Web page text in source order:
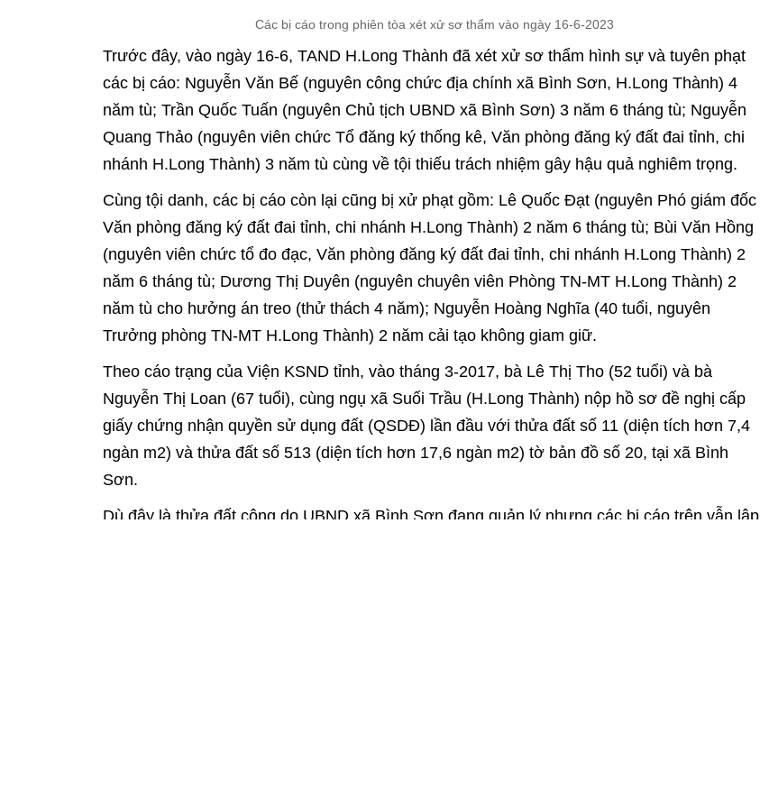
Các bị cáo trong phiên tòa xét xử sơ thẩm vào ngày 16-6-2023
Trước đây, vào ngày 16-6, TAND H.Long Thành đã xét xử sơ thẩm hình sự và tuyên phạt
các bị cáo: Nguyễn Văn Bế (nguyên công chức địa chính xã Bình Sơn, H.Long Thành) 4
năm tù; Trần Quốc Tuấn (nguyên Chủ tịch UBND xã Bình Sơn) 3 năm 6 tháng tù; Nguyễn
Quang Thảo (nguyên viên chức Tổ đăng ký thống kê, Văn phòng đăng ký đất đai tỉnh, chi
nhánh H.Long Thành) 3 năm tù cùng về tội thiếu trách nhiệm gây hậu quả nghiêm trọng.
Cùng tội danh, các bị cáo còn lại cũng bị xử phạt gồm: Lê Quốc Đạt (nguyên Phó giám đốc
Văn phòng đăng ký đất đai tỉnh, chi nhánh H.Long Thành) 2 năm 6 tháng tù; Bùi Văn Hồng
(nguyên viên chức tổ đo đạc, Văn phòng đăng ký đất đai tỉnh, chi nhánh H.Long Thành) 2
năm 6 tháng tù; Dương Thị Duyên (nguyên chuyên viên Phòng TN-MT H.Long Thành) 2
năm tù cho hưởng án treo (thử thách 4 năm); Nguyễn Hoàng Nghĩa (40 tuổi, nguyên
Trưởng phòng TN-MT H.Long Thành) 2 năm cải tạo không giam giữ.
Theo cáo trạng của Viện KSND tỉnh, vào tháng 3-2017, bà Lê Thị Tho (52 tuổi) và bà
Nguyễn Thị Loan (67 tuổi), cùng ngụ xã Suối Trầu (H.Long Thành) nộp hồ sơ đề nghị cấp
giấy chứng nhận quyền sử dụng đất (QSDĐ) lần đầu với thửa đất số 11 (diện tích hơn 7,4
ngàn m2) và thửa đất số 513 (diện tích hơn 17,6 ngàn m2) tờ bản đồ số 20, tại xã Bình
Sơn.
Dù đây là thửa đất công do UBND xã Bình Sơn đang quản lý nhưng các bị cáo trên vẫn lập